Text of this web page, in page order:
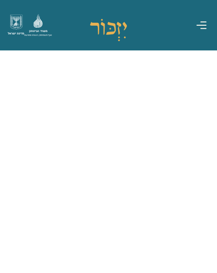
מדינת ישראל
משרד הביטחון
אגף משפחות, הנצחה ומורשת